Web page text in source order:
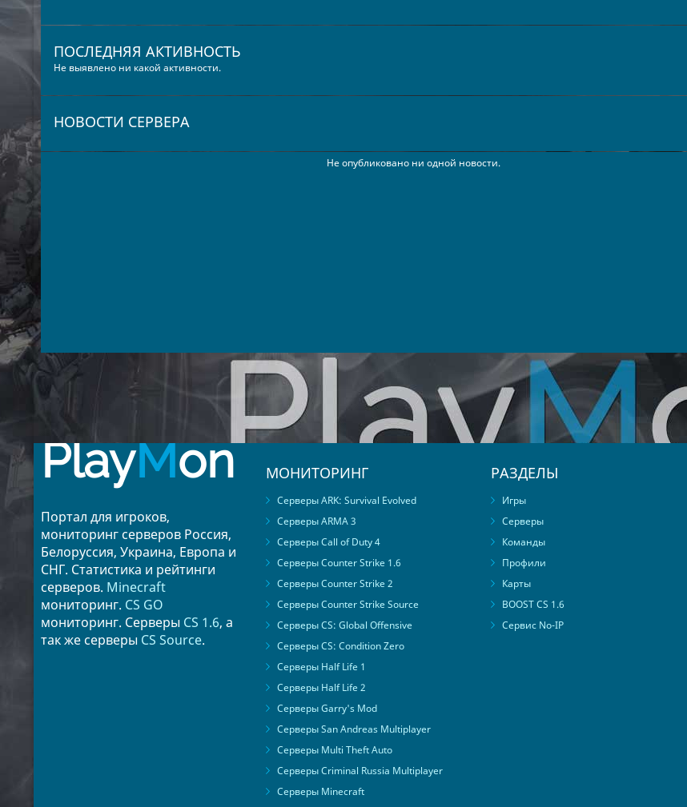
ПОСЛЕДНЯЯ АКТИВНОСТЬ
Не выявлено ни какой активности.
НОВОСТИ СЕРВЕРА
Не опубликовано ни одной новости.
PlayMon
Портал для игроков,
мониторинг серверов Россия,
Белоруссия, Украина, Европа и
СНГ. Статистика и рейтинги
серверов. Minecraft
мониторинг. CS GO
мониторинг. Серверы CS 1.6, а
так же серверы CS Source.
МОНИТОРИНГ
Серверы ARK: Survival Evolved
Серверы ARMA 3
Серверы Call of Duty 4
Серверы Counter Strike 1.6
Серверы Counter Strike 2
Серверы Counter Strike Source
Серверы CS: Global Offensive
Серверы CS: Condition Zero
Серверы Half Life 1
Серверы Half Life 2
Серверы Garry's Mod
Серверы San Andreas Multiplayer
Серверы Multi Theft Auto
Серверы Criminal Russia Multiplayer
Серверы Minecraft
РАЗДЕЛЫ
Игры
Серверы
Команды
Профили
Карты
BOOST CS 1.6
Сервис No-IP